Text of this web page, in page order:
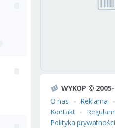
WYKOP ©
O nas
Reklama
Kontakt
Polityka